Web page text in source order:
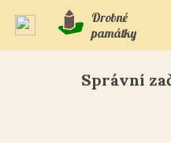
Drobné
památky
Správní